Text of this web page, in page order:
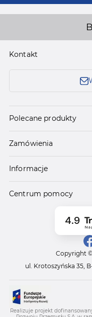
Kontakt
Polecane produkty
Zamówienia
Informacje
Centrum pomocy
4.9
Na
Copyright
ul. Krotoszyńska 35,
Realizuje projekt